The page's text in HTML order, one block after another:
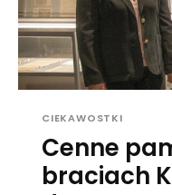
CIEKAWOSTKI
Cenne
braciach